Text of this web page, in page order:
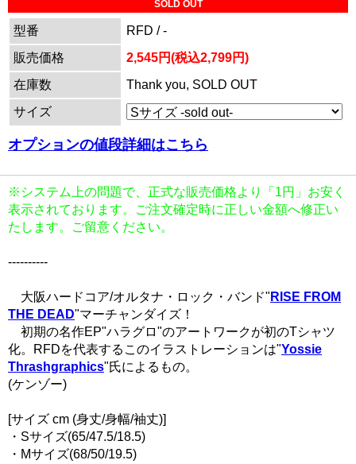
SOLD OUT
型番
RFD / -
販売価格
2,545円(税込2,799円)
在庫数
Thank you, SOLD OUT
サイズ
オプションの値段詳細はこちら
※システム上の問題で、正式な販売価格より「1円」お安く
表示されております。ご注文確定時に正しい金額へ修正い
たします。ご留意ください。
----------
大阪ハードコア/オルタナ・ロック・バンド" RISE FROM
THE DEAD"マーチャンダイズ！
初期の名作EP"ハラグロ"のアートワークが初のTシャツ
化。RFDを代表するこのイラストレーションは"Yossie
Thrashgraphics"氏によるもの。
(ケンゾー)
[サイズ cm (身丈/身幅/袖丈)]
・Sサイズ(65/47.5/18.5)
・Mサイズ(68/50/19.5)